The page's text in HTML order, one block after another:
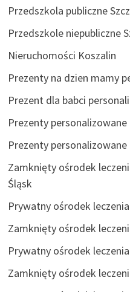
Przedszkola publiczne
Przedszkole niepubliczne
Nieruchomości Koszalin
Prezenty na dzien mamy
Prezent dla babci
Prezenty
Prezenty
Zamknięty ośrodek
Śląsk
Prywatny ośrodek
Zamknięty ośrodek
Prywatny ośrodek
Zamknięty ośrodek